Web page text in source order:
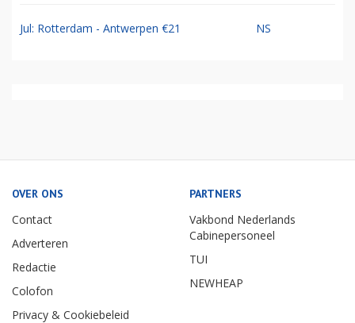
Jul: Rotterdam - Antwerpen €21 NS
OVER ONS
Contact
Adverteren
Redactie
Colofon
Privacy & Cookiebeleid
PARTNERS
Vakbond Nederlands
Cabinepersoneel
TUI
NEWHEAP